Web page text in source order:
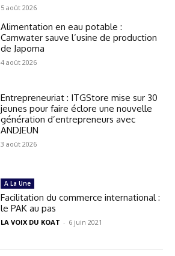
5 août 2026
Alimentation en eau potable :
Camwater sauve l’usine de production
de Japoma
4 août 2026
Entrepreneuriat : ITGStore mise sur 30
jeunes pour faire éclore une nouvelle
génération d’entrepreneurs avec
ANDJEUN
3 août 2026
A La Une
Facilitation du commerce international :
le PAK au pas
LA VOIX DU KOAT - 6 juin 2021